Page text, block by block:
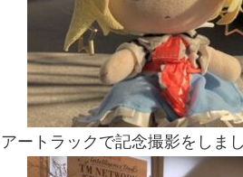
ートラックで記念撮影をしま